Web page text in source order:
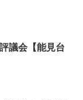
議会【能見台